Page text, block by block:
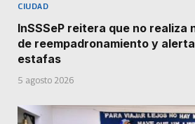
CIUDAD
InSSSeP reitera que no realiza
de reempadronamiento y
estafas
5 agosto 2026